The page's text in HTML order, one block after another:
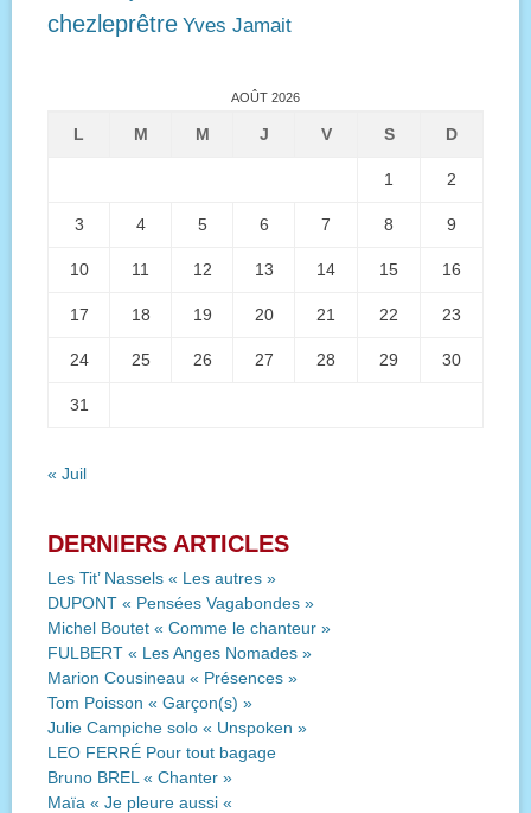
chezleprêtre Yves Jamait
AOÛT 2026
L M M J V S D
1 2
3 4 5 6 7 8 9
10 11 12 13 14 15 16
17 18 19 20 21 22 23
24 25 26 27 28 29 30
31
« Juil
DERNIERS ARTICLES
Les Tit’ Nassels « Les autres »
DUPONT « Pensées Vagabondes »
Michel Boutet « Comme le chanteur »
FULBERT « Les Anges Nomades »
Marion Cousineau « Présences »
Tom Poisson « Garçon(s) »
Julie Campiche solo « Unspoken »
LEO FERRÉ Pour tout bagage
Bruno BREL « Chanter »
Maïa « Je pleure aussi «